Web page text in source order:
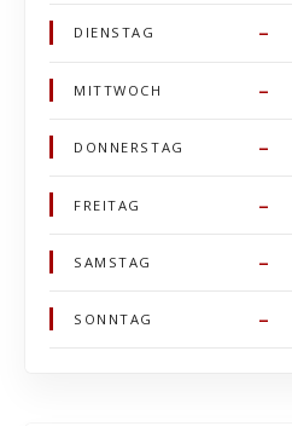
DIENSTAG –
MITTWOCH –
DONNERSTAG –
FREITAG –
SAMSTAG –
SONNTAG –